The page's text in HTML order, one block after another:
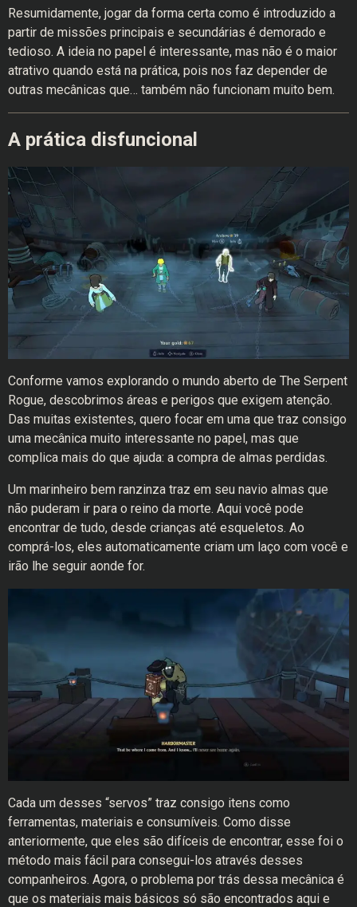
Resumidamente, jogar da forma certa como é introduzido a
partir de missões principais e secundárias é demorado e
tedioso. A ideia no papel é interessante, mas não é o maior
atrativo quando está na prática, pois nos faz depender de
outras mecânicas que… também não funcionam muito bem.
A prática disfuncional
Conforme vamos explorando o mundo aberto de The Serpent
Rogue, descobrimos áreas e perigos que exigem atenção.
Das muitas existentes, quero focar em uma que traz consigo
uma mecânica muito interessante no papel, mas que
complica mais do que ajuda: a compra de almas perdidas.
Um marinheiro bem ranzinza traz em seu navio almas que
não puderam ir para o reino da morte. Aqui você pode
encontrar de tudo, desde crianças até esqueletos. Ao
comprá-los, eles automaticamente criam um laço com você e
irão lhe seguir aonde for.
Cada um desses “servos” traz consigo itens como
ferramentas, materiais e consumíveis. Como disse
anteriormente, que eles são difíceis de encontrar, esse foi o
método mais fácil para consegui-los através desses
companheiros. Agora, o problema por trás dessa mecânica é
que os materiais mais básicos só são encontrados aqui e